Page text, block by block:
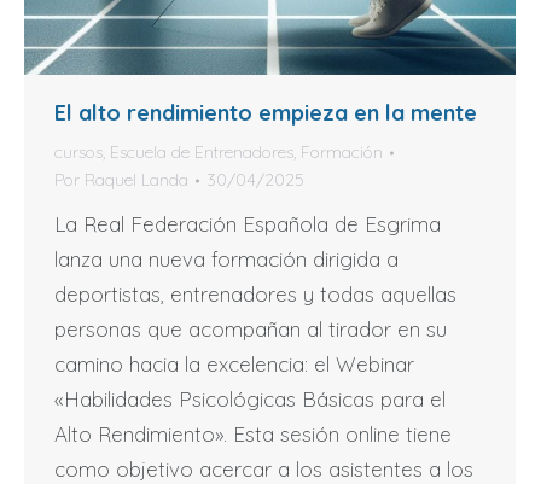
El alto rendimiento empieza en la mente
cursos, Escuela de Entrenadores, Formación
Por Raquel Landa 30/04/2025
La Real Federación Española de Esgrima
lanza una nueva formación dirigida a
deportistas, entrenadores y todas aquellas
personas que acompañan al tirador en su
camino hacia la excelencia: el Webinar
«Habilidades Psicológicas Básicas para el
Alto Rendimiento». Esta sesión online tiene
como objetivo acercar a los asistentes a los